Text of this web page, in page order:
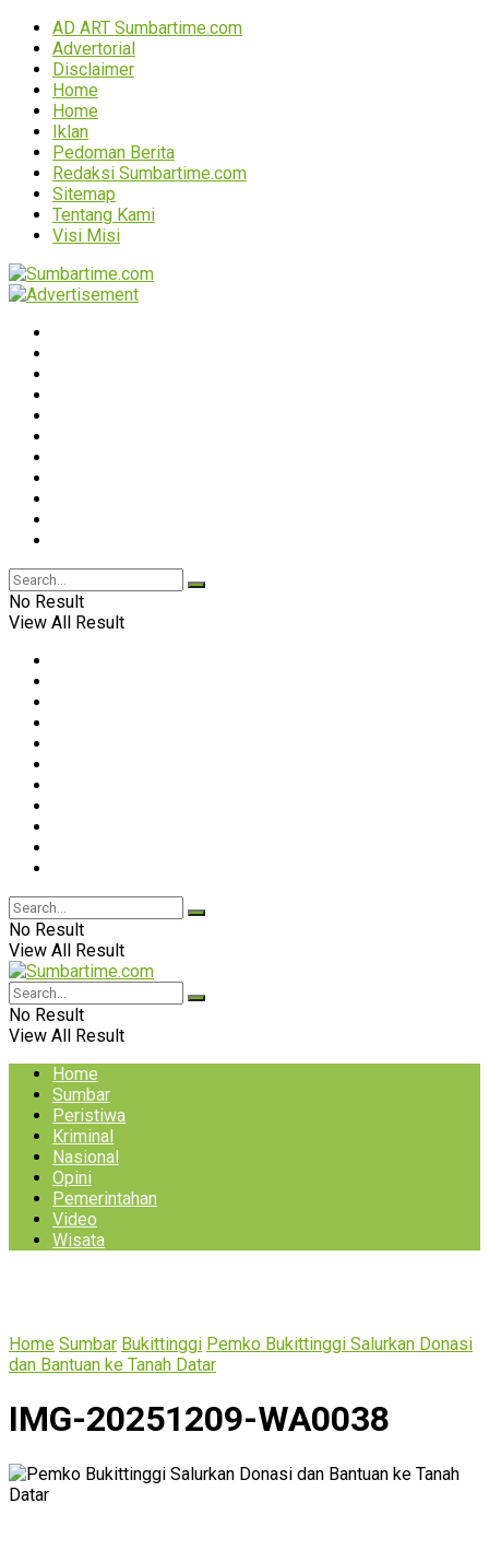
AD ART Sumbartime.com
Advertorial
Disclaimer
Home
Home
Iklan
Pedoman Berita
Redaksi Sumbartime.com
Sitemap
Tentang Kami
Visi Misi
No Result
View All Result
No Result
View All Result
No Result
View All Result
Home
Sumbar
Peristiwa
Kriminal
Nasional
Opini
Pemerintahan
Video
Wisata
Home Sumbar Bukittinggi Pemko Bukittinggi Salurkan Donasi
dan Bantuan ke Tanah Datar
IMG-20251209-WA0038